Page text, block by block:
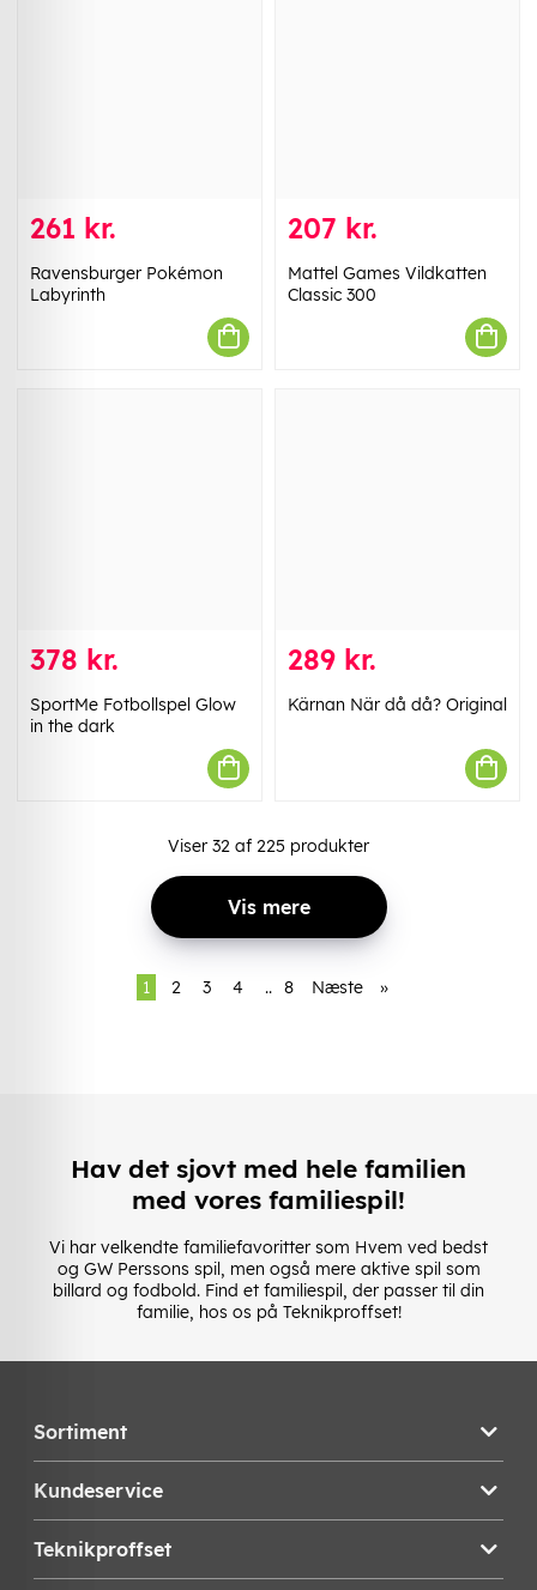
261 kr.
Ravensburger Pokémon
Labyrinth
207 kr.
Mattel Games Vildkatten
Classic 300
378 kr.
SportMe Fotbollspel Glow
in the dark
289 kr.
Kärnan När då då? Original
Viser 32 af 225 produkter
Vis mere
1 2 3 4 .. 8 Næste »
Hav det sjovt med hele familien
med vores familiespil!
Vi har velkendte familiefavoritter som Hvem ved bedst
og GW Perssons spil, men også mere aktive spil som
billard og fodbold. Find et familiespil, der passer til din
familie, hos os på Teknikproffset!
Sortiment
Kundeservice
Teknikproffset